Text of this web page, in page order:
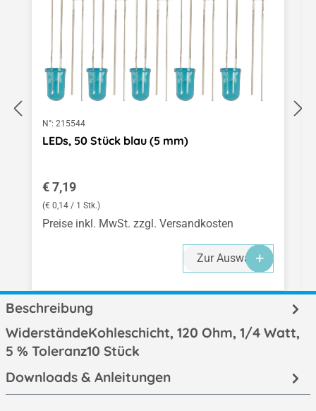
N°: 215544
LEDs, 50 Stück blau (5 mm)
Regulärer Preis:
€ 7,19
(€ 0,14 / 1 Stk.)
Preise inkl. MwSt. zzgl. Versandkosten
Zur Auswahl
Beschreibung
WiderständeKohleschicht, 120 Ohm, 1/4 Watt,
5 % Toleranz10 Stück
Downloads & Anleitungen